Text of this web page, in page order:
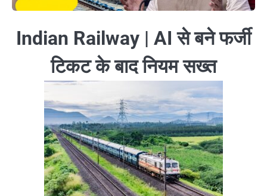
Indian Railway | AI से बने फर्जी
टिकट के बाद नियम सख्त